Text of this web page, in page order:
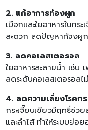
2. แก้อาการท้องผูก
เมือกและใยอาหารในกร
สะดวก ลดปัญหาท้องผูก
3. ลดคอเลสเตอรอล
ใยอาหารละลายน้ำ เช่น
ลดระดับคอเลสเตอรอล
4. ลดความเสี่ยงโรคกร
กระเจี๊ยบเขียวมีฤทธิ์ช่วย
และลำไส้ ทำให้ระบบย่อ